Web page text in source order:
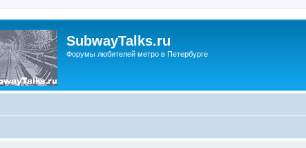
SubwayTalks.ru
Форумы любителей метро в Петербурге